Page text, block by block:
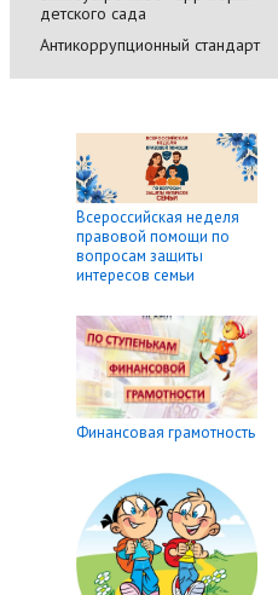
детского сада
Антикоррупционный стандарт
Всероссийская неделя
правовой помощи по
вопросам защиты
интересов семьи
Финансовая грамотность